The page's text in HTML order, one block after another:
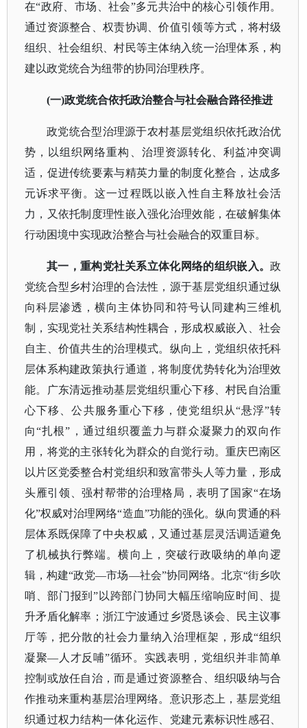
在“政府、市场、社会”多元共治中的核心引领作用。
通过资源整合、权责协调、价值引领等方式，将村级
组织、社会组织、村民等主体纳入统一治理体系，构
建以政党统合为纽带的协同治理秩序。
(一)政党统合依托政治整合与社会融合路径推进
政党统合型治理源于农村基层党组织依托政治优
势，以组织网络重构、治理资源转化、利益冲突调
适，促进传统要素与精英力量的制度化整合，达成多
元诉求平衡。这一过程既以嵌入性自主释放社会活
力，又依托制度理性嵌入强化治理效能，在破解集体
行动困境中实现政治整合与社会融合的双重目标。
其一，重构党社关系立体化网络的组织嵌入。政
党统合型乡村治理的合法性，源于基层党组织通过纵
向科层渗透，横向主体协同和符号认同建构三维机
制，实现党社关系结构性耦合，形成权威嵌入、社会
自主、价值共生的治理模式。纵向上，党组织依托科
层体系构建政策执行通道，将制度优势转化为治理效
能。广东清远推动基层党组织重心下移、村民自治重
心下移、公共服务重心下移，使党组织从“悬浮”转
向“扎根”，通过组织覆盖力与群众凝聚力的双向作
用，将党的主张转化为群众的自觉行动。重庆巴南区
以片区党委整合村党组织和致富带头人等力量，形成
头雁引领、强村帮带的治理格局，表明了国家“在场
化”权威对治理网络“造血”功能的强化。纵向贯通的科
层体系既保障了中央权威，又通过基层灵活调适避免
了机械执行弊端。横向上，突破行政吸纳的单向逻
辑，构建“政党—市场—社会”协同网络。北京“街乡吹
哨、部门报到”以跨部门协同大幅压缩响应时间、提
升矛盾化解率；浙江宁波通过乡贤恳谈会、民主议事
厅等，把分散的社会力量纳入治理框架，形成“组织
凝聚—人才反哺”循环。实践表明，党组织并非简单
控制或放任自治，而是通过资源整合、组织吸纳与合
作推动来重构基层治理网络。意识形态上，基层党组
织通过权力结构一体化运作、党建元素标识性感召、